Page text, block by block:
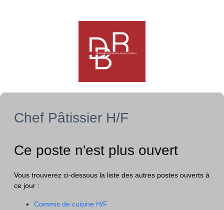
Chef Pâtissier H/F
Ce poste n'est plus ouvert
Vous trouverez ci-dessous la liste des autres postes ouverts à
ce jour :
Commis de cuisine H/F